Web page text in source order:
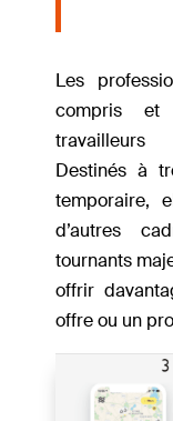
Les
compris
travailleurs
Destinés à
temporaire,
d’autres
tournants
offrir
offre ou un